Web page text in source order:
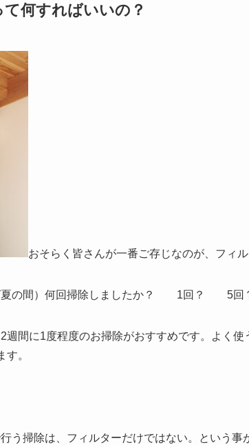
何すればいいの？
おそらく皆さんが一番ご存じなのが、フィ
夏の間）何回掃除しましたか？ 1回？ 5
週間に1度程度のお掃除がおすすめです。よく
。
う掃除は、フィルターだけではない。という事